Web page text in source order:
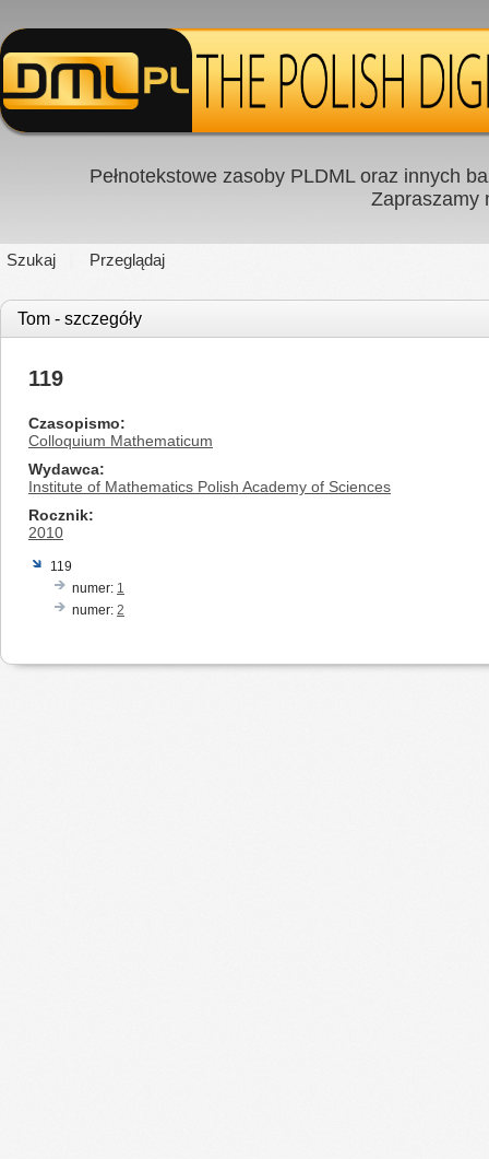
Pełnotekstowe zasoby PLDML oraz innych
Zapraszamy
Szukaj Przeglądaj
Tom - szczegóły
119
Czasopismo
Colloquium Mathematicum
Wydawca
Institute of Mathematics Polish Academy of Sciences
Rocznik
2010
119
numer: 1
numer: 2